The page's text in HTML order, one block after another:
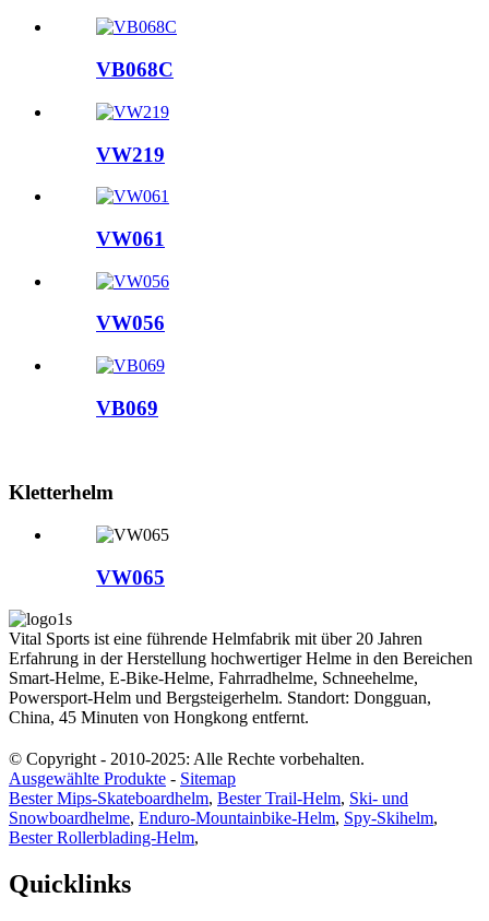
VB068C
VW219
VW061
VW056
VB069
Kletterhelm
VW065
Vital Sports ist eine führende Helmfabrik mit über 20 Jahren
Erfahrung in der Herstellung hochwertiger Helme in den Bereichen
Smart-Helme, E-Bike-Helme, Fahrradhelme, Schneehelme,
Powersport-Helm und Bergsteigerhelm. Standort: Dongguan,
China, 45 Minuten von Hongkong entfernt.
© Copyright - 2010-2025: Alle Rechte vorbehalten.
Ausgewählte Produkte - Sitemap
Bester Mips-Skateboardhelm, Bester Trail-Helm, Ski- und
Snowboardhelme, Enduro-Mountainbike-Helm, Spy-Skihelm,
Bester Rollerblading-Helm,
Quicklinks